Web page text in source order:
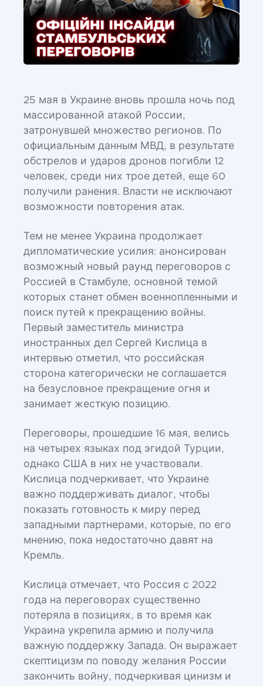
25 мая в Украине вновь прошла ночь под
массированной атакой России,
затронувшей множество регионов. По
официальным данным МВД, в результате
обстрелов и ударов дронов погибли 12
человек, среди них трое детей, еще 60
получили ранения. Власти не исключают
возможности повторения атак.
Тем не менее Украина продолжает
дипломатические усилия: анонсирован
возможный новый раунд переговоров с
Россией в Стамбуле, основной темой
которых станет обмен военнопленными и
поиск путей к прекращению войны.
Первый заместитель министра
иностранных дел Сергей Кислица в
интервью отметил, что российская
сторона категорически не соглашается
на безусловное прекращение огня и
занимает жесткую позицию.
Переговоры, прошедшие 16 мая, велись
на четырех языках под эгидой Турции,
однако США в них не участвовали.
Кислица подчеркивает, что Украине
важно поддерживать диалог, чтобы
показать готовность к миру перед
западными партнерами, которые, по его
мнению, пока недостаточно давят на
Кремль.
Кислица отмечает, что Россия с 2022
года на переговорах существенно
потеряла в позициях, в то время как
Украина укрепила армию и получила
важную поддержку Запада. Он выражает
скептицизм по поводу желания России
закончить войну, подчеркивая цинизм и